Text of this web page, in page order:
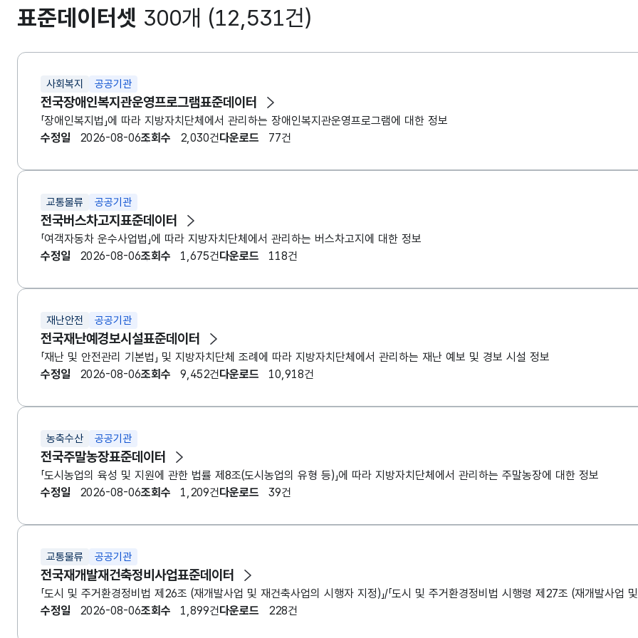
표준데이터셋 300개 (12,531건)
사회복지 공공기관
전국장애인복지관운영프로그램표준데이터
「장애인복지법」에 따라 지방자치단체에서 관리하는 장애인복지관운영프로그램에 대한 정보
수정일
2026-08-06조회수 2,030건다운로드 77건
교통물류 공공기관
전국버스차고지표준데이터
「여객자동차 운수사업법」에 따라 지방자치단체에서 관리하는 버스차고지에 대한 정보
수정일
2026-08-06조회수 1,675건다운로드 118건
재난안전 공공기관
전국재난예경보시설표준데이터
「재난 및 안전관리 기본법」 및 지방자치단체 조례에 따라 지방자치단체에서 관리하는 재난 예보 및 경보 시설 정보
수정일
2026-08-06조회수 9,452건다운로드 10,918건
농축수산 공공기관
전국주말농장표준데이터
「도시농업의 육성 및 지원에 관한 법률 제8조(도시농업의 유형 등)」에 따라 지방자치단체에서 관리하는 주말농장에 대한 정보
수정일
2026-08-06조회수 1,209건다운로드 39건
교통물류 공공기관
전국재개발재건축정비사업표준데이터
수정일 2026-08-06조회수 1,899건다운로드 228건